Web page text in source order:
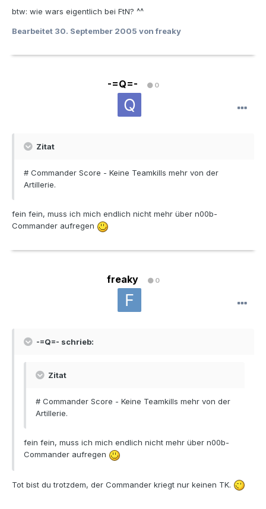
btw: wie wars eigentlich bei FtN? ^^
Bearbeitet 30. September 2005 von freaky
-=Q=- 0
Zitat
# Commander Score - Keine Teamkills mehr von der
Artillerie.
fein fein, muss ich mich endlich nicht mehr über n00b-
Commander aufregen
freaky 0
-=Q=- schrieb:
Zitat
# Commander Score - Keine Teamkills mehr von der
Artillerie.
fein fein, muss ich mich endlich nicht mehr über n00b-
Commander aufregen
Tot bist du trotzdem, der Commander kriegt nur keinen TK.